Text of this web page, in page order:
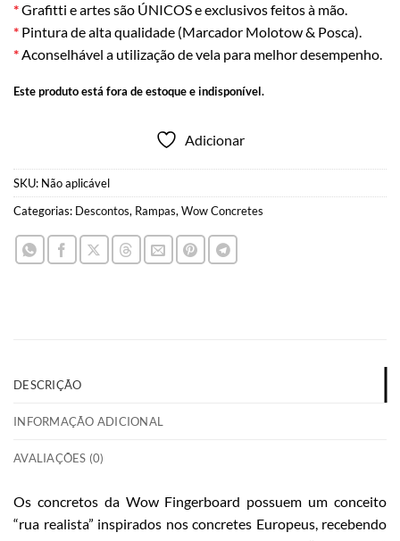
*Grafitti e artes são ÚNICOS e exclusivos feitos à mão.
* Pintura de alta qualidade (Marcador Molotow & Posca).
*Aconselhável a utilização de vela para melhor desempenho.
Este produto está fora de estoque e indisponível.
Adicionar
SKU: Não aplicável
Categorias: Descontos, Rampas, Wow Concretes
DESCRIÇÃO
INFORMAÇÃO ADICIONAL
AVALIAÇÕES (0)
Os concretos da Wow Fingerboard possuem um conceito
“rua realista” inspirados nos concretes Europeus, recebendo